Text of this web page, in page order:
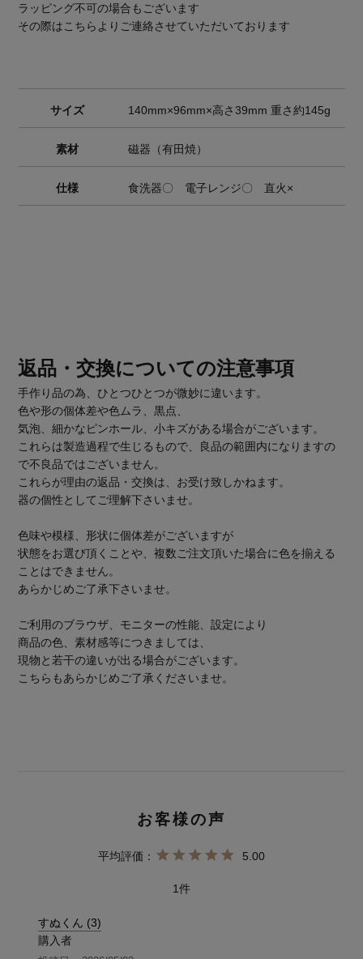
ラッピング不可の場合もございます
その際はこちらよりご連絡させていただいております
サイズ 140mm×96mm×高さ39mm 重さ約145g
素材 磁器（有田焼）
仕様 食洗器〇 電子レンジ〇 直火×
返品・交換についての注意事項
手作り品の為、ひとつひとつが微妙に違います。
色や形の個体差や色ムラ、黒点、
気泡、細かなピンホール、小キズがある場合がございます。
これらは製造過程で生じるもので、良品の範囲内になりますの
で不良品ではございません。
これらが理由の返品・交換は、お受け致しかねます。
器の個性としてご理解下さいませ。
色味や模様、形状に個体差がございますが
状態をお選び頂くことや、複数ご注文頂いた場合に色を揃える
ことはできません。
あらかじめご了承下さいませ。
ご利用のブラウザ、モニターの性能、設定により
商品の色、素材感等につきましては、
現物と若干の違いが出る場合がございます。
こちらもあらかじめご了承くださいませ。
5.00
1
すぬくん 3
購入者